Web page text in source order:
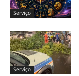
Serviço
Serviço